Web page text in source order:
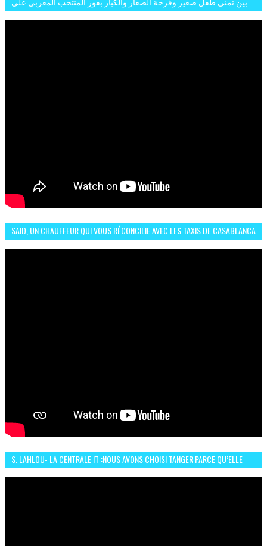
SAID, UN CHAUFFEUR QUI VOUS RÉCONCILIE AVEC LES TAXIS DE CASABLANCA
S. LAHLOU- LA CENTRALE IT :NOUS AVONS CHOISI TANGER PARCE QU’ELLE